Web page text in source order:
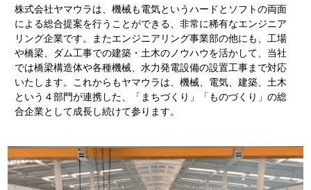
株式会社ヤマウラは、機械も電気というハードとソフトの両面
による総合提案を行うことができる、非常に稀有なエンジニア
リング企業です。またエンジニアリング事業部の他にも、工場
や橋梁、ダム工事での建築・土木のノウハウを活かして、当社
では橋梁構造体や各種機械、水力発電設備の設置工事まで対応
いたします。これからもヤマウラは、機械、電気、建築、土木
という４部門が連携した、「まちづくり」「ものづくり」の総
合企業として成長し続けて参ります。